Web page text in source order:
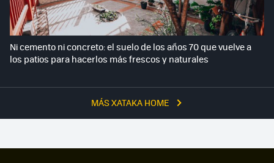
MÁS XATAKA HOME
Ni cemento ni concreto: el suelo de los años 70 que vuelve a
los patios para hacerlos más frescos y naturales